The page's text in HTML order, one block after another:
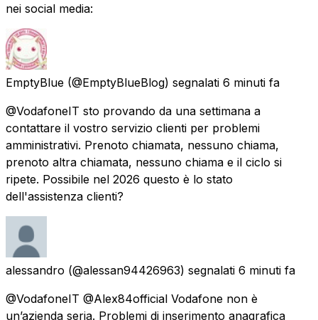
nei social media:
EmptyBlue (@EmptyBlueBlog) segnalati 6 minuti fa
@VodafoneIT sto provando da una settimana a
contattare il vostro servizio clienti per problemi
amministrativi. Prenoto chiamata, nessuno chiama,
prenoto altra chiamata, nessuno chiama e il ciclo si
ripete. Possibile nel 2026 questo è lo stato
dell'assistenza clienti?
alessandro (@alessan94426963) segnalati 6 minuti fa
@VodafoneIT @Alex84official Vodafone non è
un’azienda seria. Problemi di inserimento anagrafica